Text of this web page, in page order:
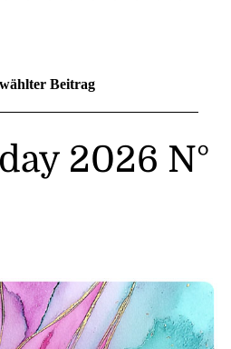
Beitrag
2026 N°